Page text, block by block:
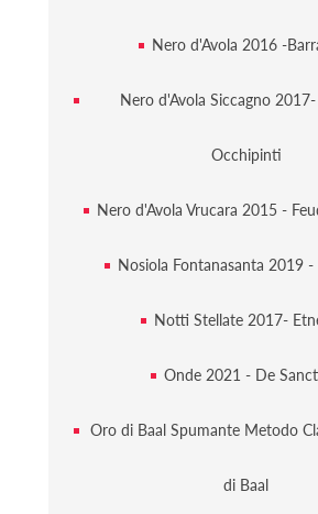
Nero d'Avola 2016 -
Nero d'Avola Siccagno
Occhipinti
Nero d'Avola Vrucara 2015 -
Nosiola Fontanasanta 2019 -
Notti Stellate 2017-
Onde 2021 - De
Oro di Baal Spumante Metodo
di Baal